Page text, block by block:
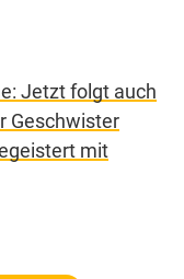
Jetzt folgt auch
Geschwister
mit